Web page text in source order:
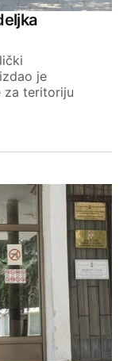
je
za teritoriju